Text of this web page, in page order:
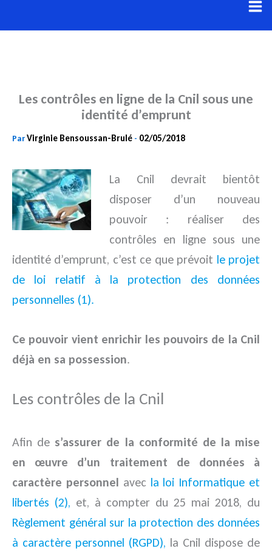
au
Les contrôles en ligne de la Cnil sous une
identité d’emprunt
ParVirginie Bensoussan-Brulé - 02/05/2018
La Cnil devrait bientôt
disposer d’un nouveau
pouvoir : réaliser des
contrôles en ligne sous une
identité d’emprunt, c’est ce que prévoit le projet
de loi relatif à la protection des données
personnelles (1).
Ce pouvoir vient enrichir les pouvoirs de la Cnil
déjà en sa possession.
Les contrôles de la Cnil
Afin de s’assurer de la conformité de la mise
en œuvre d’un traitement de données à
caractère personnel avec la loi Informatique et
libertés (2), et, à compter du 25 mai 2018, du
Règlement général sur la protection des données
à caractère personnel (RGPD), la Cnil dispose de